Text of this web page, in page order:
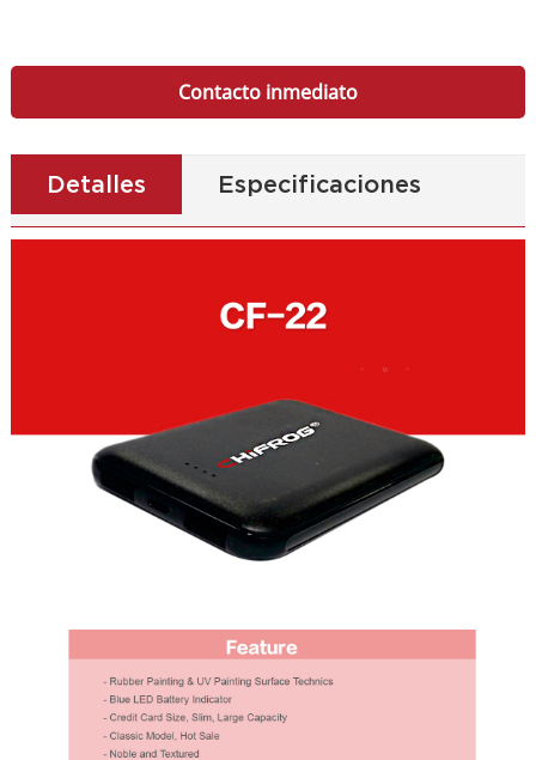
Contacto inmediato
Detalles Especificaciones